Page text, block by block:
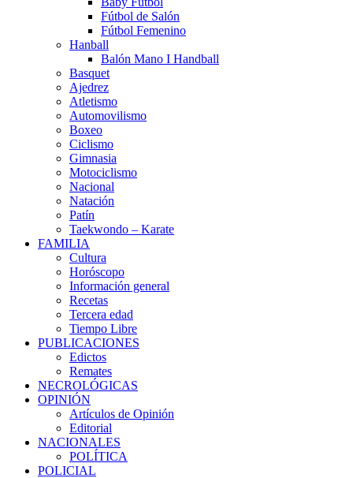
Fútbol de Salón
Fútbol Femenino
Hanball
Balón Mano I Handball
Basquet
Ajedrez
Atletismo
Automovilismo
Boxeo
Ciclismo
Gimnasia
Motociclismo
Nacional
Natación
Patín
Taekwondo – Karate
FAMILIA
Cultura
Horóscopo
Información general
Recetas
Tercera edad
Tiempo Libre
PUBLICACIONES
Edictos
Remates
NECROLÓGICAS
OPINIÓN
Artículos de Opinión
Editorial
NACIONALES
POLÍTICA
POLICIAL